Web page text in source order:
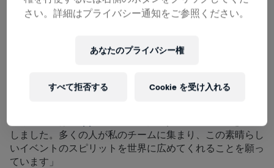
数々のサッカークラブで成功を収めたあとレッドブル・グ
に就任したドイツ出身のユルゲ
「Wings for Life World Runは今年が初参加になりますが、
発見を支援するために世界中の人たちが参加しているとい
しました。多くの人が私のチームに集まり、この素晴らし
いイベントのスピリットを世界に広めてくれることを願っ
ています」
さい。詳細はプライバシー通知をご参照ください。
あなたのプライバシー権
すべて拒否する Cookie を受け入れる